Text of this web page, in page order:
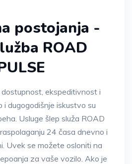
postojanja -
ROAD
ekspeditivnost i
i dugogodišnje iskustvo su
Usluge šlep služa ROAD
24 časa dnevno i
Uvek se možete osloniti na
za vaše vozilo. Ako je